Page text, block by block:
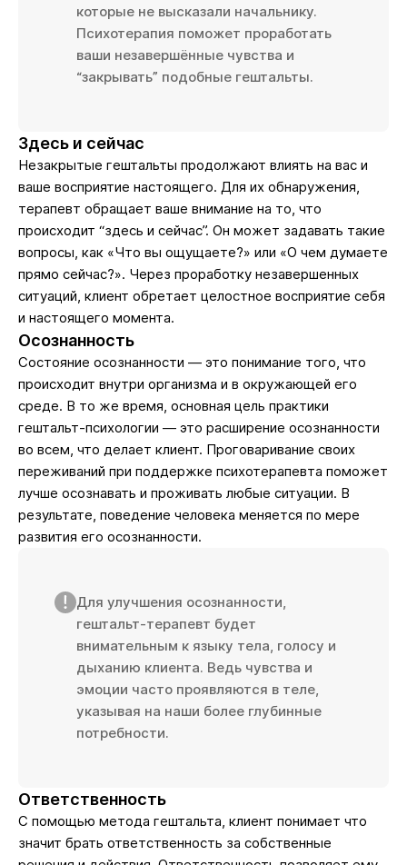
которые не высказали начальнику.
Психотерапия поможет проработать
ваши незавершённые чувства и
“закрывать” подобные гештальты.
Здесь и сейчас
Незакрытые гештальты продолжают влиять на вас и
ваше восприятие настоящего. Для их обнаружения,
терапевт обращает ваше внимание на то, что
происходит “здесь и сейчас”. Он может задавать такие
вопросы, как «Что вы ощущаете?» или «О чем думаете
прямо сейчас?». Через проработку незавершенных
ситуаций, клиент обретает целостное восприятие себя
и настоящего момента.
Осознанность
Состояние осознанности — это понимание того, что
происходит внутри организма и в окружающей его
среде. В то же время, основная цель практики
гештальт-психологии — это расширение осознанности
во всем, что делает клиент. Проговаривание своих
переживаний при поддержке психотерапевта поможет
лучше осознавать и проживать любые ситуации. В
результате, поведение человека меняется по мере
развития его осознанности.
Для улучшения осознанности,
гештальт-терапевт будет
внимательным к языку тела, голосу и
дыханию клиента. Ведь чувства и
эмоции часто проявляются в теле,
указывая на наши более глубинные
потребности.
Ответственность
С помощью метода гештальта, клиент понимает что
значит брать ответственность за собственные